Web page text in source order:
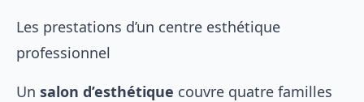
Les prestations d’un centre esthétique
professionnel
Un salon d’esthétique couvre quatre familles